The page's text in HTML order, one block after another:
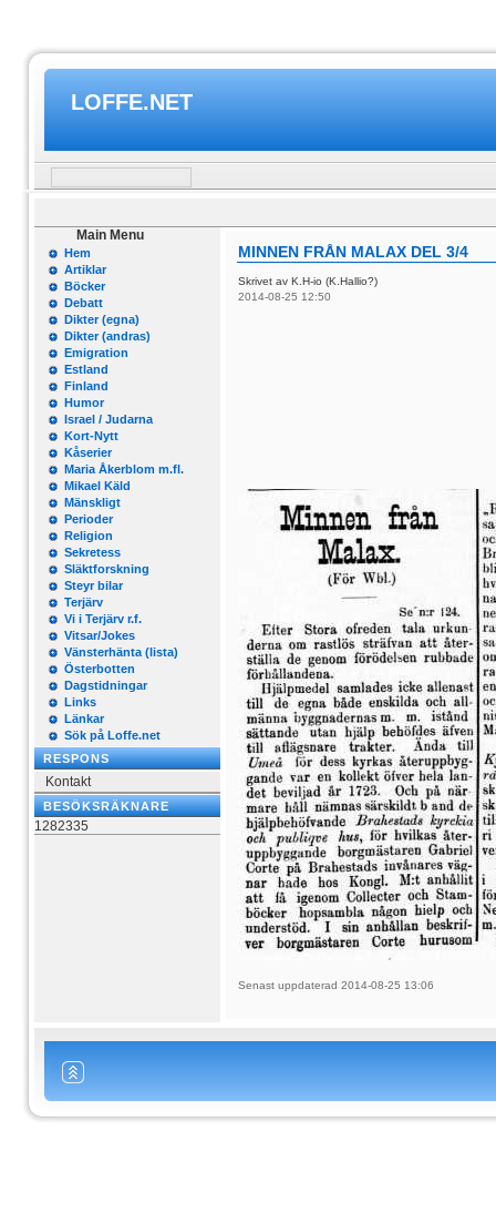
LOFFE.NET
Main Menu
Hem
Artiklar
Böcker
Debatt
Dikter (egna)
Dikter (andras)
Emigration
Estland
Finland
Humor
Israel / Judarna
Kort-Nytt
Kåserier
Maria Åkerblom m.fl.
Mikael Käld
Mänskligt
Perioder
Religion
Sekretess
Släktforskning
Steyr bilar
Terjärv
Vi i Terjärv r.f.
Vitsar/Jokes
Vänsterhänta (lista)
Österbotten
Dagstidningar
Links
Länkar
Sök på Loffe.net
RESPONS
Kontakt
BESÖKSRÄKNARE
1282335
MINNEN FRÅN MALAX DEL 3/4
Skrivet av K.H-io (K.Hallio?)
2014-08-25 12:50
Senast uppdaterad 2014-08-25 13:06